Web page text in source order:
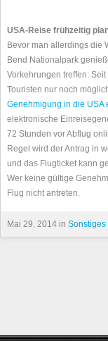
USA-Reise frühzeitig
Bevor man allerdings die
Bend Nationalpark
Vorkehrungen treffen:
Touristen nur noch
Genehmigung in die USA
elektronische
72 Stunden vor Abflug
Regel wird der Antrag in
und das Flugticket kann
Wer keine gültige
Flug nicht antreten.
Mai 29, 2014 in Sonstiges